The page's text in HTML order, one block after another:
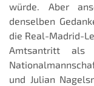
würde. Aber
denselben
die Real-Madrid-
Amtsantritt als
und Julian